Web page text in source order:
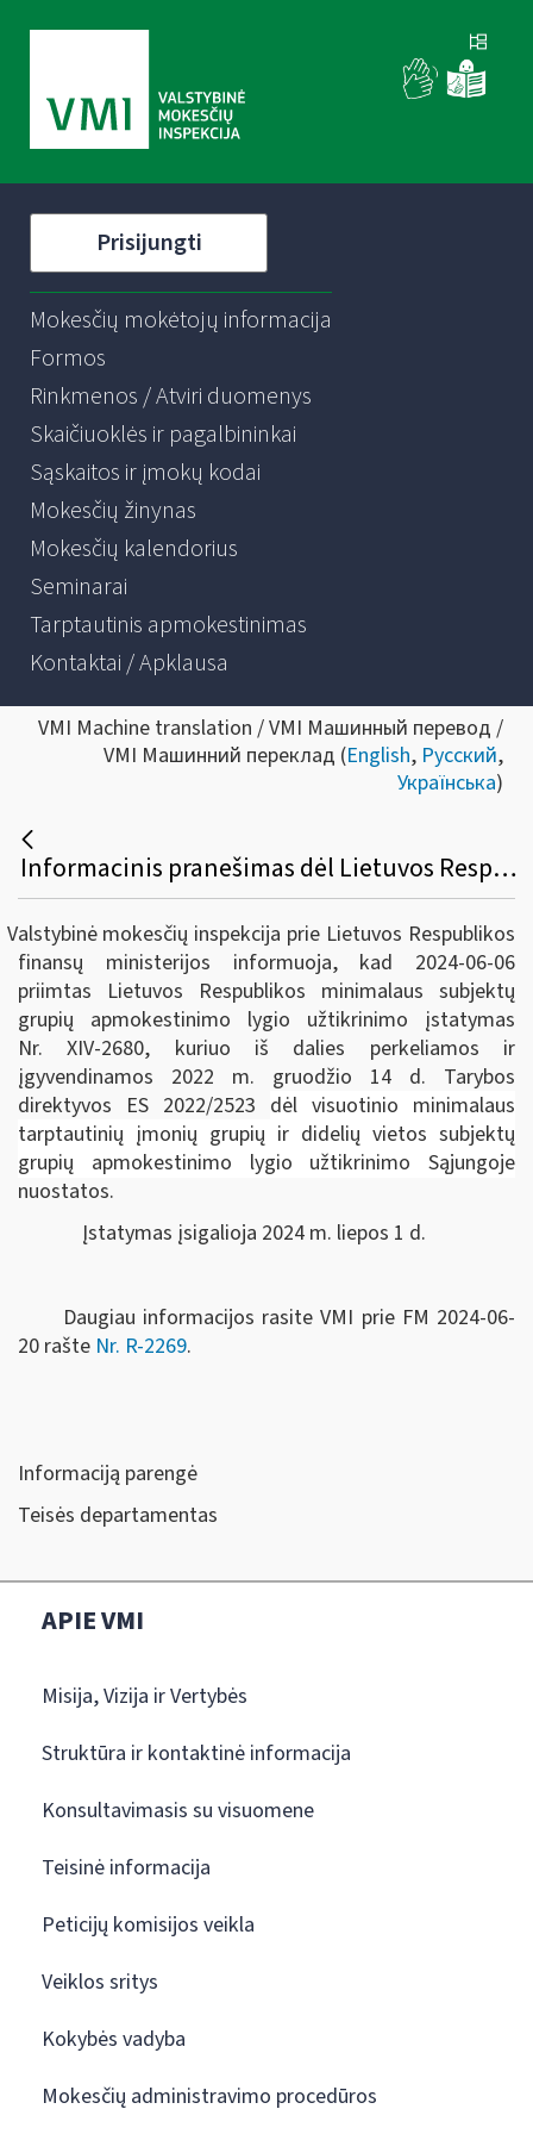
Prisijungti
Mokesčių mokėtojų informacija
Formos
Rinkmenos / Atviri duomenys
Skaičiuoklės ir pagalbininkai
Sąskaitos ir įmokų kodai
Mokesčių žinynas
Mokesčių kalendorius
Seminarai
Tarptautinis apmokestinimas
Kontaktai / Apklausa
VMI Machine translation / VMI Машинный перевод /
VMI Машинний переклад (English, Русский,
Українська)
Informacinis pranešimas dėl Lietuvos Respublikos minimalaus subjektų grupių apmokestinimo lygio užtikrinimo įstatymo priėmimo
Valstybinė mokesčių inspekcija prie Lietuvos Respublikos
finansų ministerijos informuoja, kad 2024-06-06
priimtas Lietuvos Respublikos minimalaus subjektų
grupių apmokestinimo lygio užtikrinimo įstatymas
Nr. XIV-2680, kuriuo iš dalies perkeliamos ir
įgyvendinamos 2022 m. gruodžio 14 d. Tarybos
direktyvos ES 2022/2523 dėl visuotinio minimalaus
tarptautinių įmonių grupių ir didelių vietos subjektų
grupių apmokestinimo lygio užtikrinimo Sąjungoje
nuostatos.
Įstatymas įsigalioja 2024 m. liepos 1 d.
Daugiau informacijos rasite VMI prie FM 2024-06-
20 rašte Nr. R-2269.
Informaciją parengė
Teisės departamentas
APIE VMI
Misija, Vizija ir Vertybės
Struktūra ir kontaktinė informacija
Konsultavimasis su visuomene
Teisinė informacija
Peticijų komisijos veikla
Veiklos sritys
Kokybės vadyba
Mokesčių administravimo procedūros